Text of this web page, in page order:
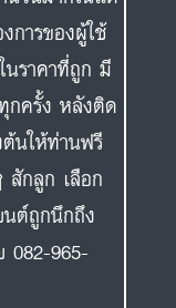
การของผู้ใช้
นราคาที่ถูก มี
กครั้ง หลังติด
นให้ท่านฟรี
สักลูก เลือก
นต์ถูกนึกถึง
082-965-